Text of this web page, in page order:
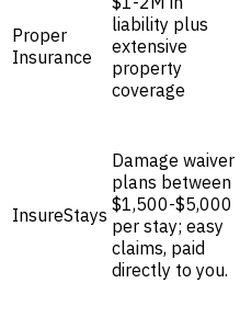
Proper
Insurance
liability plus
extensive
property
coverage
InsureStays
Damage waiver
plans between
$1,500-$5,000
per stay; easy
claims, paid
directly to you.